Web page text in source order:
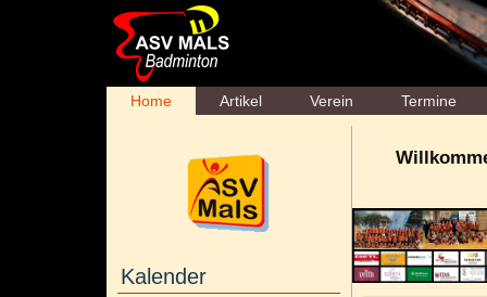
Home Artikel Verein Termine
Kalender